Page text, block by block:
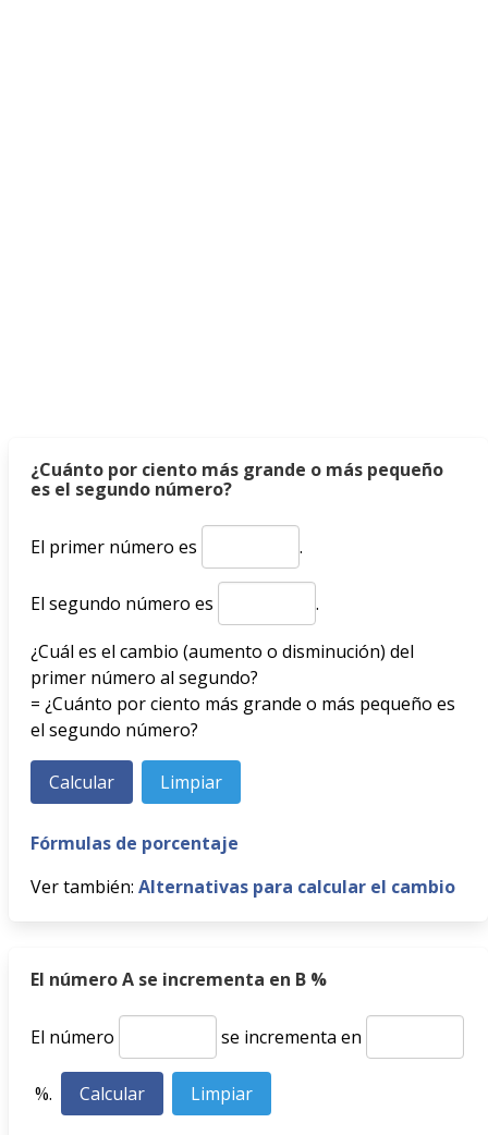
¿Cuánto por ciento más grande o más pequeño
es el segundo número?
El primer número es .
El segundo número es
.
¿Cuál es el cambio (aumento o disminución) del
primer número al segundo?
= ¿Cuánto por ciento más grande o más pequeño es
el segundo número?
Fórmulas de porcentaje
Ver también: Alternativas para calcular el cambio
El número A se incrementa en B %
El número se incrementa en
%.